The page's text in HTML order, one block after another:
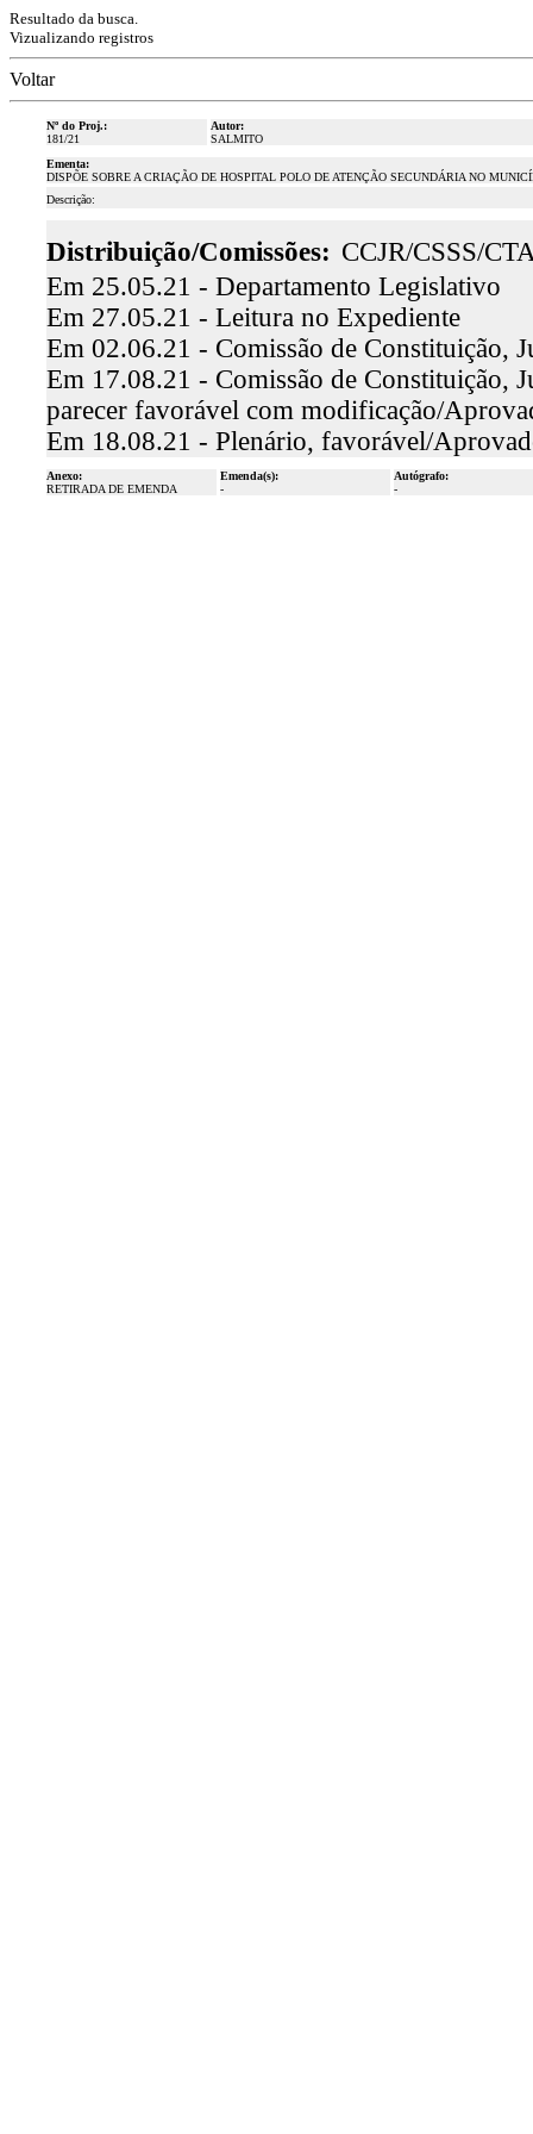
Resultado da busca.
Vizualizando registros
Voltar
Nº do Proj.:
181/21
Autor:
SALMITO
Ementa:
DISPÕE SOBRE A CRIAÇÃO DE HOSPITAL POLO DE ATENÇÃO SECUNDÁRIA NO
Descrição:
Distribuição/Comissões: CCJR/CSSS/
Em 25.05.21 - Departamento Legislativo
Em 27.05.21 - Leitura no Expediente
Em 02.06.21 - Comissão de Constituição,
Em 17.08.21 - Comissão de Constituição,
parecer favorável com modificação/
Em 18.08.21 - Plenário, favorável/
Anexo:
RETIRADA DE EMENDA
Emenda(s):
-
Autógrafo:
-